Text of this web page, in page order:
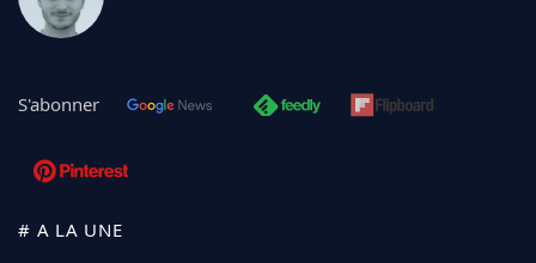
S'abonner
# A LA UNE